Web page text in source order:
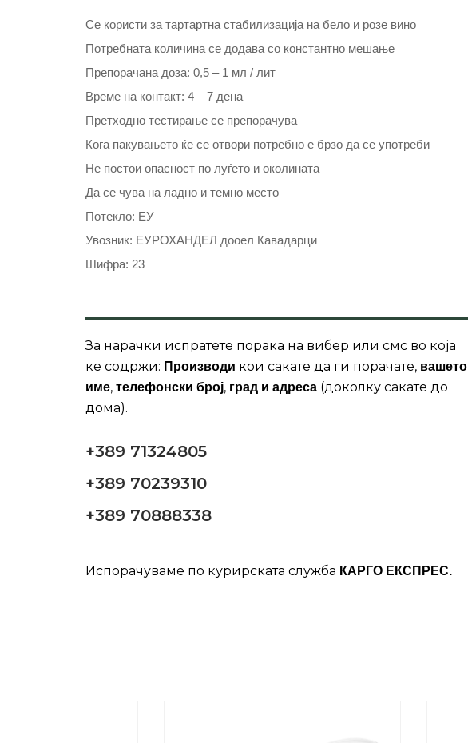
Се користи за тартартна стабилизација на бело и розе вино
Потребната количина се додава со константно мешање
Препорачана доза: 0,5 – 1 мл / лит
Време на контакт: 4 – 7 дена
Претходно тестирање се препорачува
Кога пакувањето ќе се отвори потребно е брзо да се употреби
Не постои опасност по луѓето и околината
Да се чува на ладно и темно место
Потекло: ЕУ
Увозник: ЕУРОХАНДЕЛ дооел Кавадарци
Шифра: 23
За нарачки испратете порака на вибер или смс во која
ке содржи: Производи кои сакате да ги порачате, вашето
име, телефонски број, град и адреса (доколку сакате до
дома).
+389 71324805
+389 70239310
+389 70888338
Испорачуваме по курирската служба КАРГО ЕКСПРЕС.